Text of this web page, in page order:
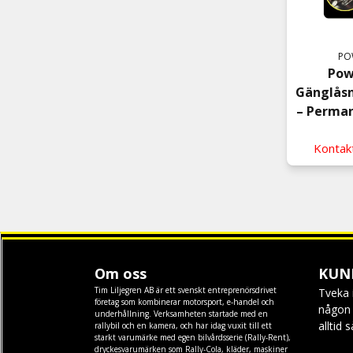
–
Om oss
Tim Liljegren AB är ett svenskt entreprenörsdrivet
företag som kombinerar motorsport, e-handel och
underhållning. Verksamheten startade med en
rallybil och en kamera, och har idag vuxit till ett
starkt varumärke med egen bilvårdsserie (Rally-Rent),
dryckesvarumärken som Rally-Cola, kläder, maskiner
någon
alltid